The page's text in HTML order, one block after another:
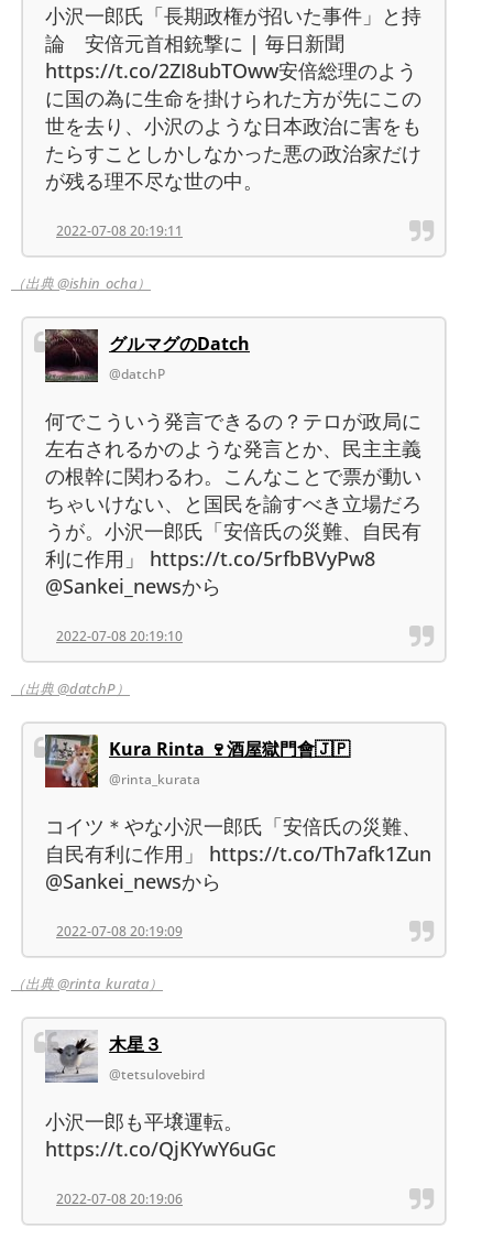
小沢一郎氏「長期政権が招いた事件」と持
論 安倍元首相銃撃に | 毎日新聞
https://t.co/2ZI8ubTOww安倍総理のよう
に国の為に生命を掛けられた方が先にこの
世を去り、小沢のような日本政治に害をも
たらすことしかしなかった悪の政治家だけ
が残る理不尽な世の中。
2022-07-08 20:19:11
（出典 @ishin_ocha）
グルマグのDatch
@datchP
何でこういう発言できるの？テロが政局に
左右されるかのような発言とか、民主主義
の根幹に関わるわ。こんなことで票が動い
ちゃいけない、と国民を諭すべき立場だろ
うが。小沢一郎氏「安倍氏の災難、自民有
利に作用」 https://t.co/5rfbBVyPw8
@Sankei_newsから
2022-07-08 20:19:10
（出典 @datchP）
Kura Rinta 🍷酒屋獄門會🇯🇵
@rinta_kurata
コイツ＊やな小沢一郎氏「安倍氏の災難、
自民有利に作用」 https://t.co/Th7afk1Zun
@Sankei_newsから
2022-07-08 20:19:09
（出典 @rinta_kurata）
木星３
@tetsulovebird
小沢一郎も平壌運転。
https://t.co/QjKYwY6uGc
2022-07-08 20:19:06